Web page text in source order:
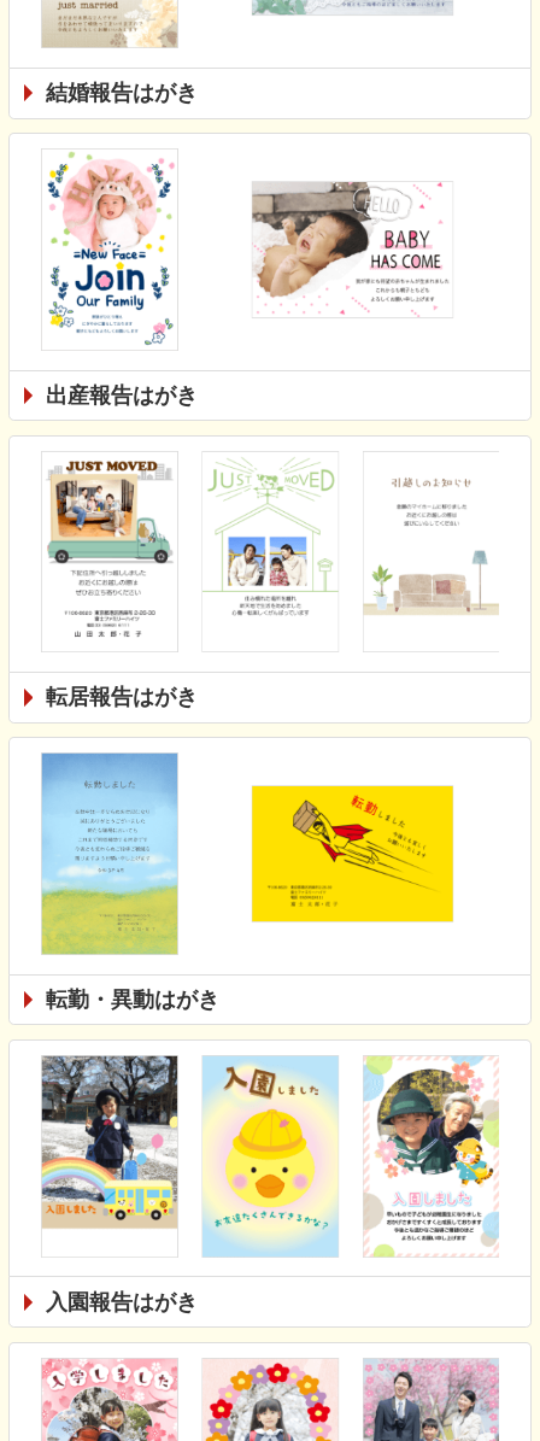
結婚報告はがき
出産報告はがき
転居報告はがき
転勤・異動はがき
入園報告はがき